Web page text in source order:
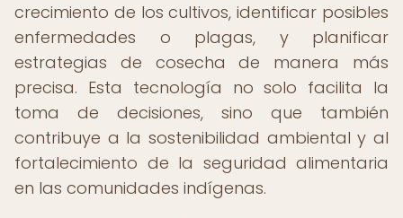
crecimiento de los cultivos, identificar posibles
enfermedades o plagas, y planificar
estrategias de cosecha de manera más
precisa. Esta tecnología no solo facilita la
toma de decisiones, sino que también
contribuye a la sostenibilidad ambiental y al
fortalecimiento de la seguridad alimentaria
en las comunidades indígenas.